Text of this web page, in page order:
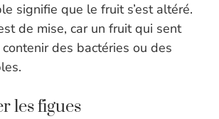
signifie que le fruit s’est altéré.
de mise, car un fruit qui sent
des bactéries ou des
les figues